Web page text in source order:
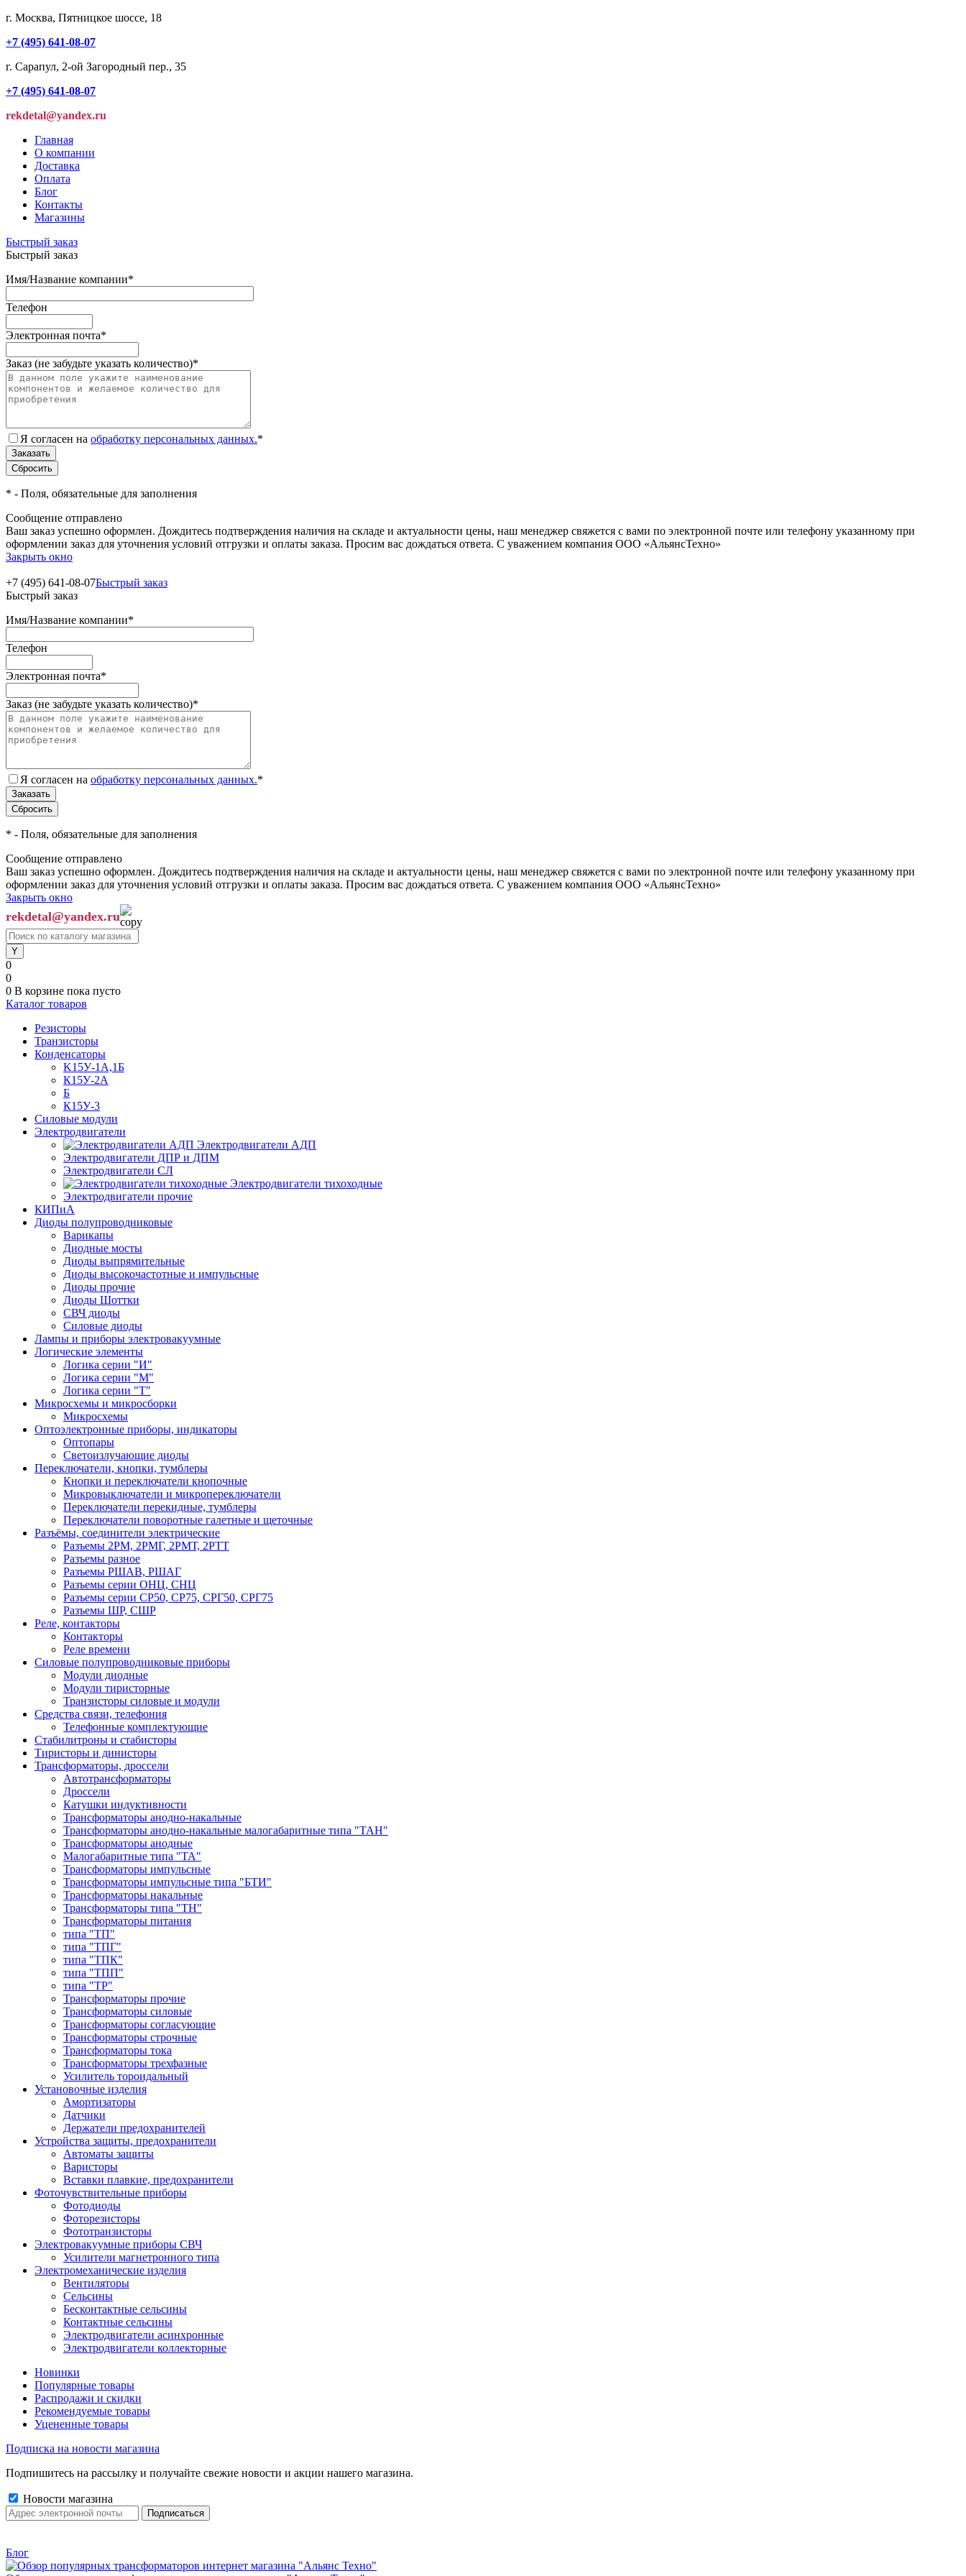
г. Москва, Пятницкое шоссе, 18
+7 (495) 641-08-07
г. Сарапул, 2-ой Загородный пер., 35
+7 (495) 641-08-07
rekdetal@yandex.ru
Главная
О компании
Доставка
Оплата
Блог
Контакты
Магазины
Быстрый заказ
Быстрый заказ
Имя/Название компании*
Телефон
Электронная почта*
Заказ (не забудьте указать количество)*
Я согласен на обработку персональных данных.*
* - Поля, обязательные для заполнения
Сообщение отправлено
Ваш заказ успешно оформлен. Дождитесь подтверждения наличия на складе и актуальности цены, наш менеджер свяжется с вами по электронной почте или телефону указанному при
оформлении заказ для уточнения условий отгрузки и оплаты заказа. Просим вас дождаться ответа. С уважением компания ООО «АльянсТехно»
Закрыть окно
+7 (495) 641-08-07Быстрый заказ
Быстрый заказ
Имя/Название компании*
Телефон
Электронная почта*
Заказ (не забудьте указать количество)*
Я согласен на обработку персональных данных.*
* - Поля, обязательные для заполнения
Сообщение отправлено
Ваш заказ успешно оформлен. Дождитесь подтверждения наличия на складе и актуальности цены, наш менеджер свяжется с вами по электронной почте или телефону указанному при
оформлении заказ для уточнения условий отгрузки и оплаты заказа. Просим вас дождаться ответа. С уважением компания ООО «АльянсТехно»
Закрыть окно
rekdetal@yandex.ru
0
0
0 В корзине пока пусто
Каталог товаров
Резисторы
Транзисторы
Конденсаторы
K15У-1А,1Б
К15У-2А
Б
К15У-3
Силовые модули
Электродвигатели
Электродвигатели АДП
Электродвигатели ДПР и ДПМ
Электродвигатели СЛ
Электродвигатели тихоходные
Электродвигатели прочие
КИПиА
Диоды полупроводниковые
Варикапы
Диодные мосты
Диоды выпрямительные
Диоды высокочастотные и импульсные
Диоды прочие
Диоды Шоттки
СВЧ диоды
Силовые диоды
Лампы и приборы электровакуумные
Логические элементы
Логика серии "И"
Логика серии "М"
Логика серии "Т"
Микросхемы и микросборки
Микросхемы
Оптоэлектронные приборы, индикаторы
Оптопары
Светоизлучающие диоды
Переключатели, кнопки, тумблеры
Кнопки и переключатели кнопочные
Микровыключатели и микропереключатели
Переключатели перекидные, тумблеры
Переключатели поворотные галетные и щеточные
Разъёмы, соединители электрические
Разъемы 2РМ, 2РМГ, 2РМТ, 2РТТ
Разъемы разное
Разъемы РШАВ, РШАГ
Разъемы серии ОНЦ, СНЦ
Разъемы серии СР50, СР75, СРГ50, СРГ75
Разъемы ШР, СШР
Реле, контакторы
Контакторы
Реле времени
Силовые полупроводниковые приборы
Модули диодные
Модули тиристорные
Транзисторы силовые и модули
Средства связи, телефония
Телефонные комплектующие
Стабилитроны и стабисторы
Тиристоры и динисторы
Трансформаторы, дроссели
Автотрансформаторы
Дроссели
Катушки индуктивности
Трансформаторы анодно-накальные
Трансформаторы анодно-накальные малогабаритные типа "ТАН"
Трансформаторы анодные
Малогабаритные типа "ТА"
Трансформаторы импульсные
Трансформаторы импульсные типа "БТИ"
Трансформаторы накальные
Трансформаторы типа "ТН"
Трансформаторы питания
типа "ТП"
типа "ТПГ"
типа "ТПК"
типа "ТПП"
типа "ТР"
Трансформаторы прочие
Трансформаторы силовые
Трансформаторы согласующие
Трансформаторы строчные
Трансформаторы тока
Трансформаторы трехфазные
Усилитель тороидальный
Установочные изделия
Амортизаторы
Датчики
Держатели предохранителей
Устройства защиты, предохранители
Автоматы защиты
Варисторы
Вставки плавкие, предохранители
Фоточувствительные приборы
Фотодиоды
Фоторезисторы
Фототранзисторы
Электровакуумные приборы СВЧ
Усилители магнетронного типа
Электромеханические изделия
Вентиляторы
Сельсины
Бесконтактные сельсины
Контактные сельсины
Электродвигатели асинхронные
Электродвигатели коллекторные
Новинки
Популярные товары
Распродажи и скидки
Рекомендуемые товары
Уцененные товары
Подписка на новости магазина
Подпишитесь на рассылку и получайте свежие новости и акции нашего магазина.
Новости магазина
Блог